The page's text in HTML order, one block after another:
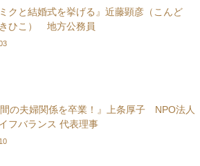
ミクと結婚式を挙げる』近藤顕彦（こんど
ひこ） 地方公務員
間の夫婦関係を卒業！』上条厚子 NPO法人
フバランス 代表理事